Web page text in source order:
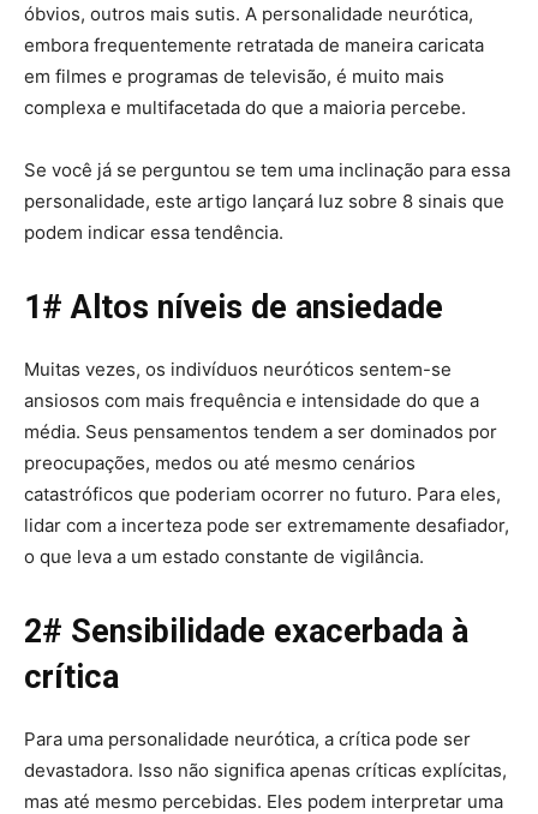
óbvios, outros mais sutis. A personalidade neurótica,
embora frequentemente retratada de maneira caricata
em filmes e programas de televisão, é muito mais
complexa e multifacetada do que a maioria percebe.
Se você já se perguntou se tem uma inclinação para essa
personalidade, este artigo lançará luz sobre 8 sinais que
podem indicar essa tendência.
1# Altos níveis de ansiedade
Muitas vezes, os indivíduos neuróticos sentem-se
ansiosos com mais frequência e intensidade do que a
média. Seus pensamentos tendem a ser dominados por
preocupações, medos ou até mesmo cenários
catastróficos que poderiam ocorrer no futuro. Para eles,
lidar com a incerteza pode ser extremamente desafiador,
o que leva a um estado constante de vigilância.
2# Sensibilidade exacerbada à
crítica
Para uma personalidade neurótica, a crítica pode ser
devastadora. Isso não significa apenas críticas explícitas,
mas até mesmo percebidas. Eles podem interpretar uma